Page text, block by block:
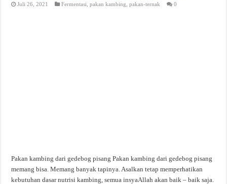
Juli 26, 2021 Fermentasi ,pakan kambing ,pakan-ternak 0
Pakan kambing dari gedebog pisang Pakan kambing dari gedebog pisang
memang bisa. Memang banyak tapinya. Asalkan tetap memperhatikan
kebutuhan dasar nutrisi kambing, semua insyaAllah akan baik – baik saja.